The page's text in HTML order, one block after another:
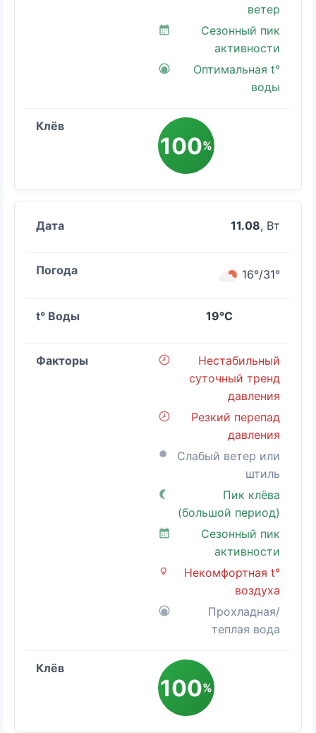
ветер
Сезонный пик
активности
Оптимальная t°
воды
100%
11.08, Вт
16°/31°
19°C
Нестабильный
суточный тренд
давления
Резкий перепад
давления
Слабый ветер или
штиль
Пик клёва
(большой период)
Сезонный пик
активности
Некомфортная t°
воздуха
Прохладная/
теплая вода
100%